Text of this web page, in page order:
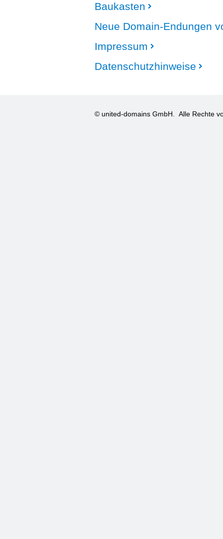
Baukasten
Neue Domain-Endungen
Impressum
Datenschutzhinweise
© united-domains GmbH. Alle Rechte